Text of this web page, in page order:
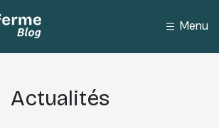
Menu
Actualités